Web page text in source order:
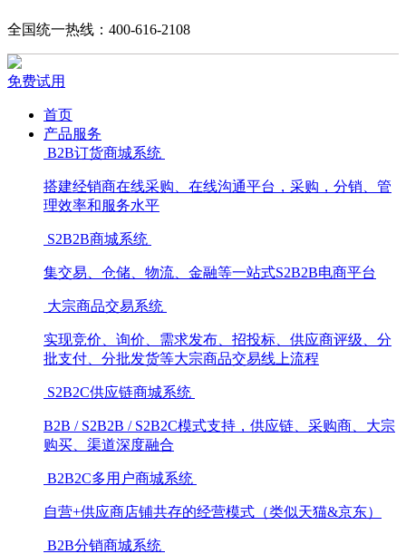
全国统一热线：400-616-2108
免费试用
首页
产品服务
B2B订货商城系统
搭建经销商在线采购、在线沟通平台，采购，分销、管
理效率和服务水平
S2B2B商城系统
集交易、仓储、物流、金融等一站式S2B2B电商平台
大宗商品交易系统
实现竞价、询价、需求发布、招投标、供应商评级、分
批支付、分批发货等大宗商品交易线上流程
S2B2C供应链商城系统
B2B / S2B2B / S2B2C模式支持，供应链、采购商、大宗
购买、渠道深度融合
B2B2C多用户商城系统
自营+供应商店铺共存的经营模式（类似天猫&京东）
B2B分销商城系统